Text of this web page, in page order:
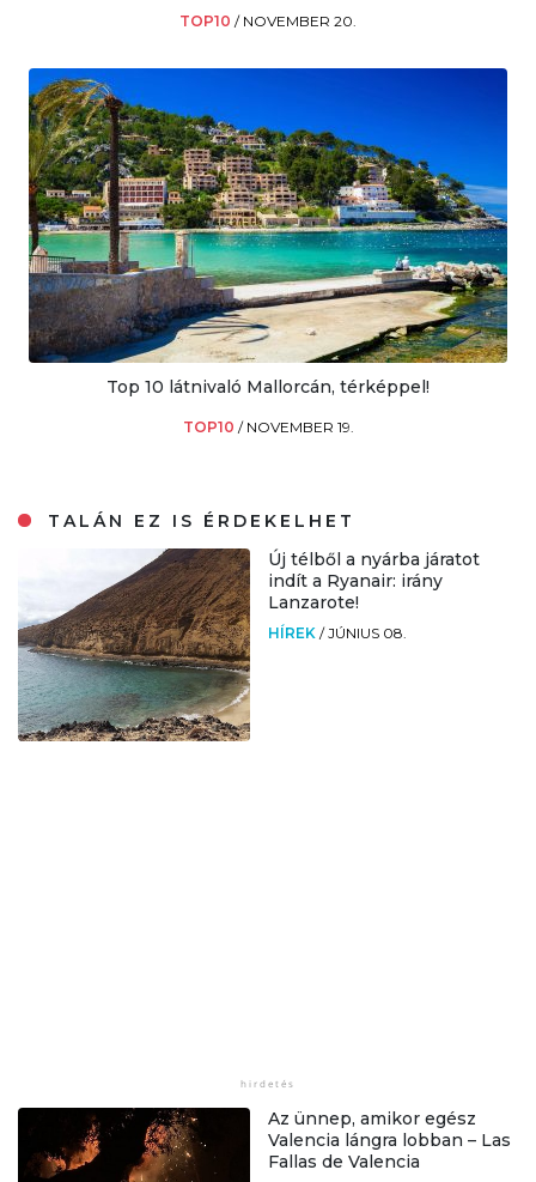
TOP10 / NOVEMBER 20.
Top 10 látnivaló Mallorcán, térképpel!
TOP10 / NOVEMBER 19.
TALÁN EZ IS ÉRDEKELHET
Új télből a nyárba járatot
indít a Ryanair: irány
Lanzarote!
HÍREK /JÚNIUS 08.
Az ünnep, amikor egész
Valencia lángra lobban – Las
Fallas de Valencia